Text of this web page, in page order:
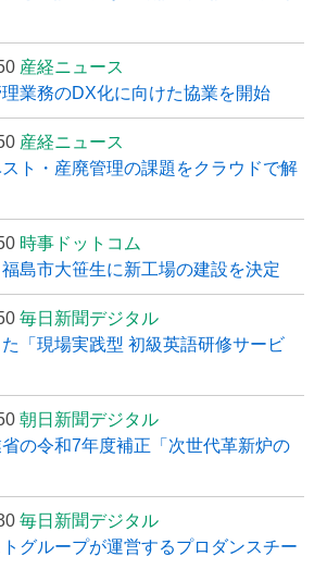
産経ニュース
業務のDX化に向けた協業を開始
産経ニュース
ト・産廃管理の課題をクラウドで解
時事ドットコム
島市大笹生に新工場の建設を決定
毎日新聞デジタル
「現場実践型 初級英語研修サービ
朝日新聞デジタル
省の令和7年度補正「次世代革新炉の
毎日新聞デジタル
グループが運営するプロダンスチー